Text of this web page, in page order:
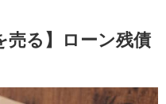
売る】ローン残債